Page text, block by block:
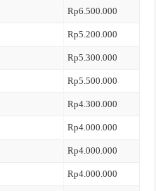
Rp6.500.000
Rp5.200.000
Rp5.300.000
Rp5.500.000
Rp4.300.000
Rp4.000.000
Rp4.000.000
Rp4.000.000